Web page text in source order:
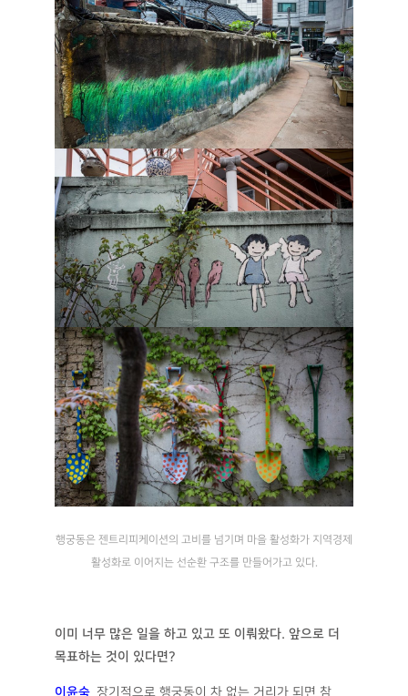
행궁동은 젠트리피케이션의 고비를 넘기며 마을 활성화가 지역경제
활성화로 이어지는 선순환 구조를 만들어가고 있다.
이미 너무 많은 일을 하고 있고 또 이뤄왔다. 앞으로 더
목표하는 것이 있다면?
이윤숙 장기적으로 행궁동이 차 없는 거리가 되면 참